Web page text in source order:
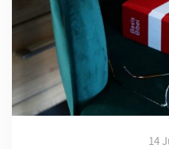
14